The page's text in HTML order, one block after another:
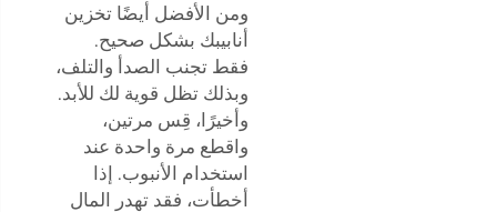
ومن الأفضل أيضًا تخزين
أنابيبك بشكل صحيح.
فقط تجنب الصدأ والتلف،
وبذلك تظل قوية لك للأبد.
وأخيرًا، قِس مرتين،
واقطع مرة واحدة عند
استخدام الأنبوب. إذا
أخطأت، فقد تهدر المال